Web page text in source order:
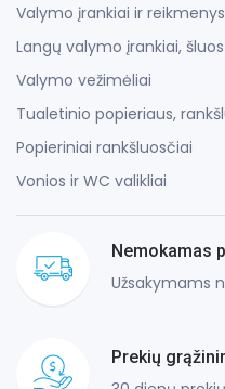
Valymo įrankiai ir reikmenys
Langų valymo įrankiai,
Valymo vežimėliai
Tualetinio popieriaus,
Popieriniai rankšluosčiai
Vonios ir WC valikliai
Nemokamas
Užsakymams
Prekių